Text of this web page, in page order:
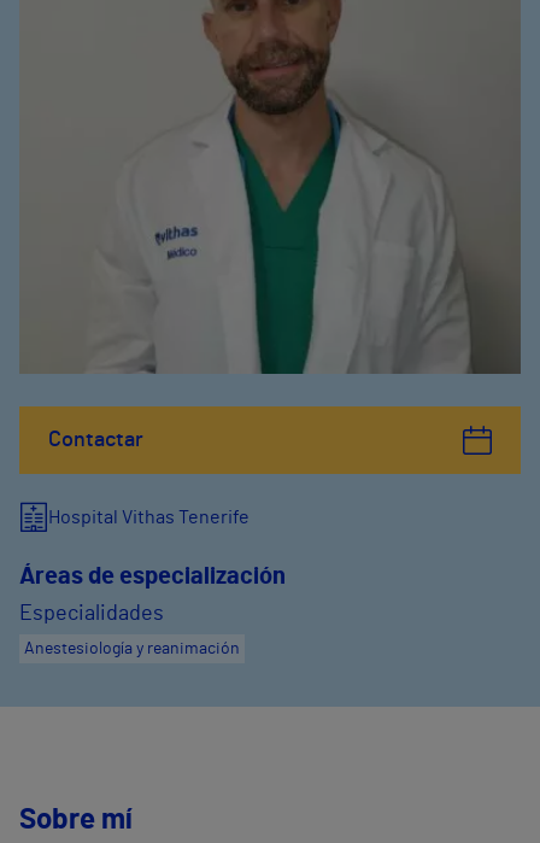
Contactar
Hospital Vithas Tenerife
Áreas de especialización
Especialidades
Anestesiología y reanimación
Sobre mí